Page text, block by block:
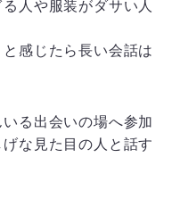
人や服装がダサい人
感じたら長い会話は
る出会いの場へ参加
な見た目の人と話す